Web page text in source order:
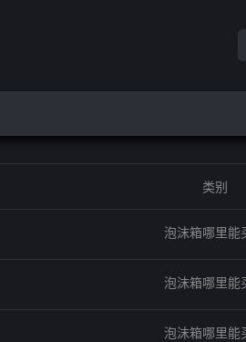
类别
泡沫箱哪里能
泡沫箱哪里能
泡沫箱哪里能